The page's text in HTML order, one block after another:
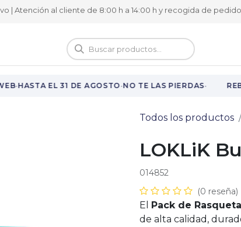
| Atención al cliente de 8:00 h a 14:00 h y recogida de
Vuelta al cole
·HASTA EL 31 DE AGOSTO·NO TE LAS PIERDAS·
Todos los productos
LOKLiK
014852
(0 reseña)
El Pack de
de alta calidad,